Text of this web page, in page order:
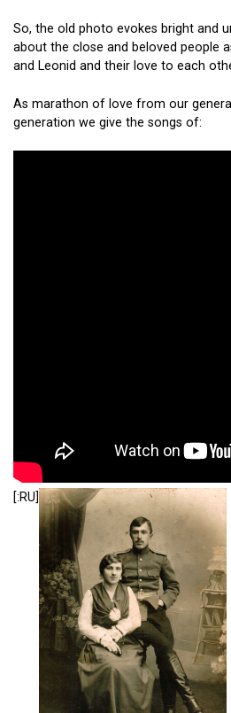
So, the old photo evokes bright and
about the close and beloved people
and Leonid and their love to each
As marathon of love from our
generation we give the songs of:
[:RU]